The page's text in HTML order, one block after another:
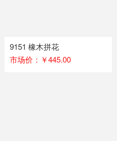
9151 橡木拼花
市场价：￥445.00